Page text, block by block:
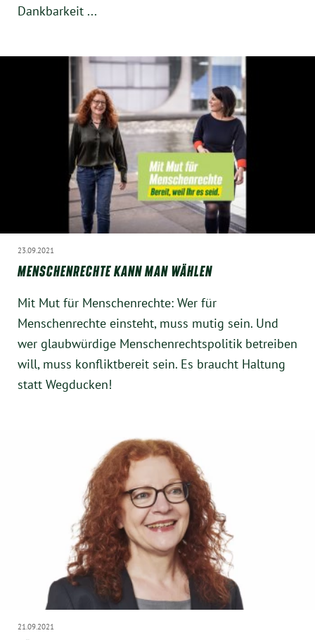
Instagram
Dankbarkeit ...
23.09.2021
MENSCHENRECHTE KANN MAN WÄHLEN
Mit Mut für Menschenrechte: Wer für
Menschenrechte einsteht, muss mutig sein. Und
wer glaubwürdige Menschenrechtspolitik betreiben
will, muss konfliktbereit sein. Es braucht Haltung
statt Wegducken!
21.09.2021